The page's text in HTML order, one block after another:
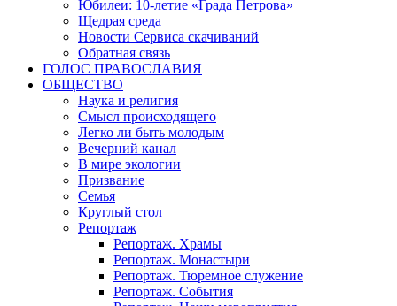
Юбилеи: 10-летие «Града Петрова»
Щедрая среда
Новости Сервиса скачиваний
Обратная связь
ГОЛОС ПРАВОСЛАВИЯ
ОБЩЕСТВО
Наука и религия
Смысл происходящего
Легко ли быть молодым
Вечерний канал
В мире экологии
Призвание
Семья
Круглый стол
Репортаж
Репортаж. Храмы
Репортаж. Монастыри
Репортаж. Тюремное служение
Репортаж. События